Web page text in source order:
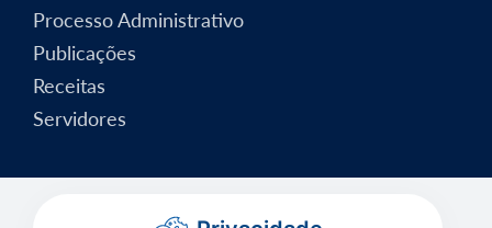
Processo Administrativo
Publicações
Receitas
Servidores